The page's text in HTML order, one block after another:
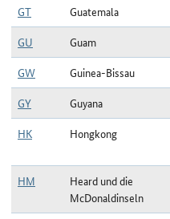
GT
Guatemala
GU
Guam
GW
Guinea-Bissau
GY
Guyana
HK
Hongkong
HM
Heard und die
McDonaldinseln